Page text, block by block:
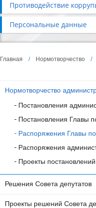
Противодействие
Персональные данные
Главная / Нормотворчество /
Нормотворчество
Постановления
Постановления Главы
Распоряжения Главы
Распоряжения
Проекты
Решения Совета депутатов
Проекты решений Совета